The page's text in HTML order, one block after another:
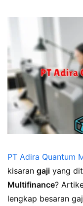
PT Adira Quantum
kisaran gaji yang
Multifinance?
lengkap besaran